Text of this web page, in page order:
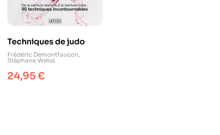
Techniques de judo
Frédéric Demontfaucon,
Stéphane Weiss
24,95 €